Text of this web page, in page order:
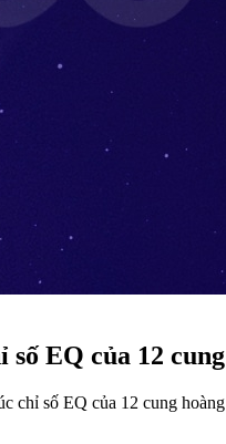
EQ của 12
chỉ số EQ của 12 cung